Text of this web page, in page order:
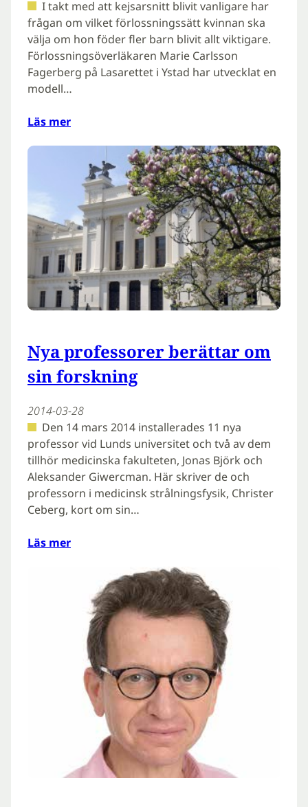
I takt med att kejsarsnitt blivit vanligare har
frågan om vilket förlossningssätt kvinnan ska
välja om hon föder fler barn blivit allt viktigare.
Förlossningsöverläkaren Marie Carlsson
Fagerberg på Lasarettet i Ystad har utvecklat en
modell…
Läs mer
Nya professorer berättar om
sin forskning
2014-03-28
Den 14 mars 2014 installerades 11 nya
professor vid Lunds universitet och två av dem
tillhör medicinska fakulteten, Jonas Björk och
Aleksander Giwercman. Här skriver de och
professorn i medicinsk strålningsfysik, Christer
Ceberg, kort om sin…
Läs mer